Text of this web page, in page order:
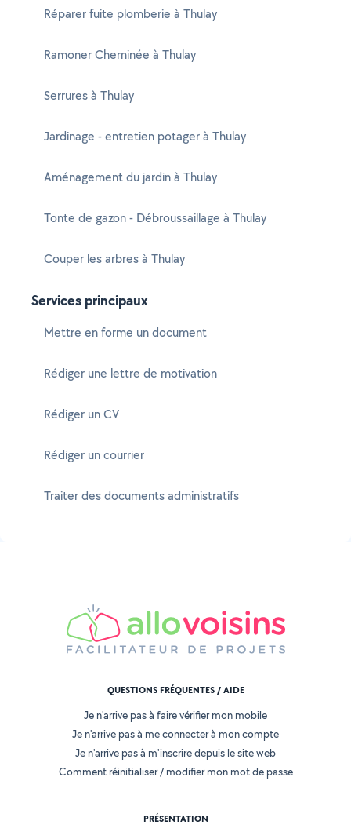
Réparer fuite plomberie à Thulay
Ramoner Cheminée à Thulay
Serrures à Thulay
Jardinage - entretien potager à Thulay
Aménagement du jardin à Thulay
Tonte de gazon - Débroussaillage à Thulay
Couper les arbres à Thulay
Services principaux
Mettre en forme un document
Rédiger une lettre de motivation
Rédiger un CV
Rédiger un courrier
Traiter des documents administratifs
QUESTIONS FRÉQUENTES / AIDE
Je n'arrive pas à faire vérifier mon mobile
Je n'arrive pas à me connecter à mon compte
Je n'arrive pas à m'inscrire depuis le site web
Comment réinitialiser / modifier mon mot de passe
PRÉSENTATION